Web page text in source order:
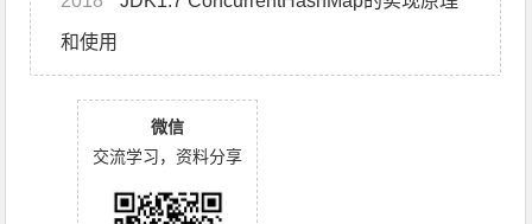
和使用
微信
交流学习，资料分享